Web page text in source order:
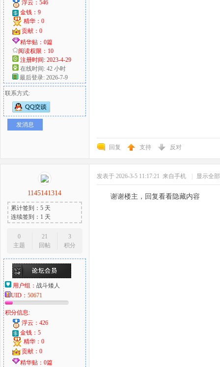
浮云：546
金钱：9
精华：0
贡献：0
精华贴：0篇
阅读权限：10
注册时间: 2023-4-29
在线时间: 42 小时
最后登录: 2026-7-9
联系方式:
发消息
回复 支持 反对
1145141314
累计签到：5 天
连续签到：1 天
0
主题
21
回帖
3
积分
用户组： 战斗矮人
UID： 50671
积分信息:
浮云：426
金钱：5
精华：0
贡献：0
精华贴：0篇
发表于 2026-3-5 11:17:21 来自手机 显示全
谢谢楼主，回复看看隐藏内容